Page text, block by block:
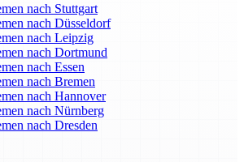
nach Stuttgart
nach Düsseldorf
nach Leipzig
nach Dortmund
nach Essen
nach Bremen
nach Hannover
nach Nürnberg
nach Dresden